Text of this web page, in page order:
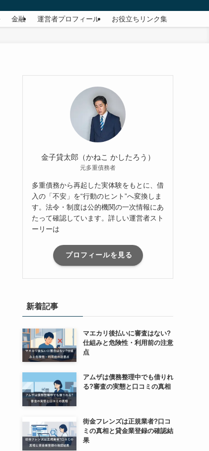
金融 運営者プロフィール お役立ちリンク集
金子貸太郎（かねこ かしたろう）
元多重債務者
多重債務から再起した実体験をもとに、借
入の「不安」を“行動のヒント”へ変換しま
す。法令・制度は公的機関の一次情報にあ
たって確認しています。詳しい運営者スト
ーリーは
プロフィールを見る
新着記事
マエカリ後払いに審査はない?
仕組みと危険性・利用前の注意
点
アムザは債務整理中でも借りれ
る?審査の実態と口コミの真相
街金フレンズは正規業者?口コ
ミの真相と貸金業登録の確認結
果